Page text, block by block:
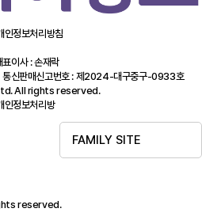
인정보처리방침
이사 : 손재락
판매신고번호 : 제2024-대구중구-0933호
All rights reserved.
FAMILY SITE
인정보처리방
reserved.